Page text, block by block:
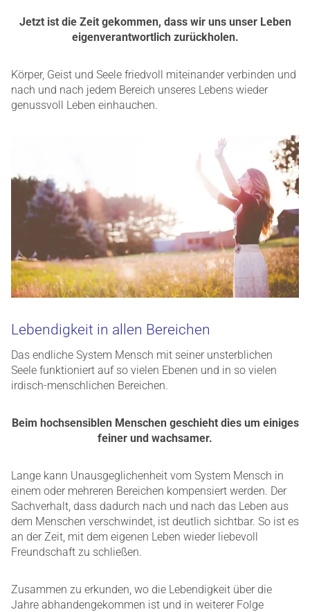
Jetzt ist die Zeit gekommen, dass wir uns unser Leben
eigenverantwortlich zurückholen.
Körper, Geist und Seele friedvoll miteinander verbinden und
nach und nach jedem Bereich unseres Lebens wieder
genussvoll Leben einhauchen.
Lebendigkeit in allen Bereichen
Das endliche System Mensch mit seiner unsterblichen
Seele funktioniert auf so vielen Ebenen und in so vielen
irdisch-menschlichen Bereichen.
Beim hochsensiblen Menschen geschieht dies um einiges
feiner und wachsamer.
Lange kann Unausgeglichenheit vom System Mensch in
einem oder mehreren Bereichen kompensiert werden. Der
Sachverhalt, dass dadurch nach und nach das Leben aus
dem Menschen verschwindet, ist deutlich sichtbar. So ist es
an der Zeit, mit dem eigenen Leben wieder liebevoll
Freundschaft zu schließen.
Zusammen zu erkunden, wo die Lebendigkeit über die
Jahre abhandengekommen ist und in weiterer Folge